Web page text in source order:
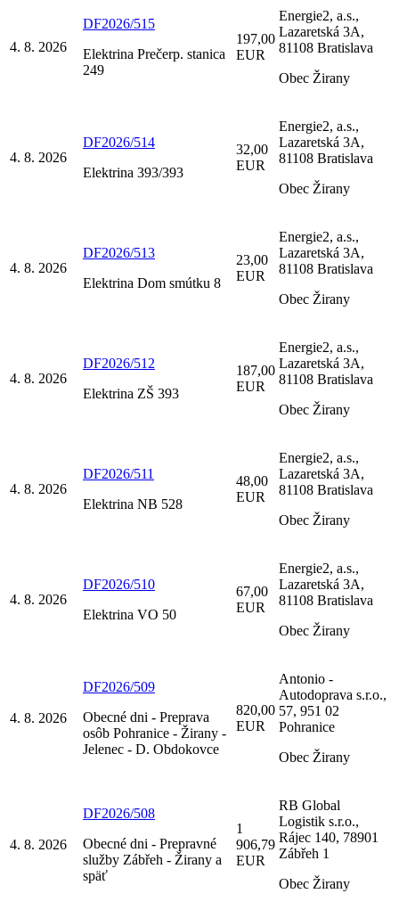
4. 8. 2026
DF2026/515
Elektrina Prečerp. stanica
249
197,00
EUR
Energie2, a.s.,
Lazaretská 3A,
81108 Bratislava
Obec Žirany
4. 8. 2026
DF2026/514
Elektrina 393/393
32,00
EUR
Energie2, a.s.,
Lazaretská 3A,
81108 Bratislava
Obec Žirany
4. 8. 2026
DF2026/513
Elektrina Dom smútku 8
23,00
EUR
Energie2, a.s.,
Lazaretská 3A,
81108 Bratislava
Obec Žirany
4. 8. 2026
DF2026/512
Elektrina ZŠ 393
187,00
EUR
Energie2, a.s.,
Lazaretská 3A,
81108 Bratislava
Obec Žirany
4. 8. 2026
DF2026/511
Elektrina NB 528
48,00
EUR
Energie2, a.s.,
Lazaretská 3A,
81108 Bratislava
Obec Žirany
4. 8. 2026
DF2026/510
Elektrina VO 50
67,00
EUR
Energie2, a.s.,
Lazaretská 3A,
81108 Bratislava
Obec Žirany
4. 8. 2026
DF2026/509
Obecné dni - Preprava
osôb Pohranice - Žirany -
Jelenec - D. Obdokovce
820,00
EUR
Antonio -
Autodoprava s.r.o.,
57, 951 02
Pohranice
Obec Žirany
4. 8. 2026
DF2026/508
Obecné dni - Prepravné
služby Zábřeh - Žirany a
späť
1
906,79
EUR
RB Global
Logistik s.r.o.,
Rájec 140, 78901
Zábřeh 1
Obec Žirany